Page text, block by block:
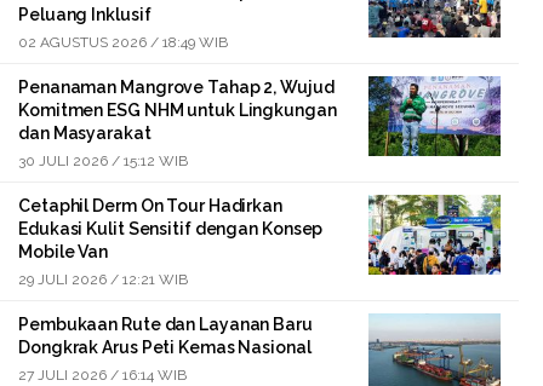
Peluang Inklusif
02 AGUSTUS 2026 / 18:49 WIB
Penanaman Mangrove Tahap 2, Wujud
Komitmen ESG NHM untuk Lingkungan
dan Masyarakat
30 JULI 2026 / 15:12 WIB
Cetaphil Derm On Tour Hadirkan
Edukasi Kulit Sensitif dengan Konsep
Mobile Van
29 JULI 2026 / 12:21 WIB
Pembukaan Rute dan Layanan Baru
Dongkrak Arus Peti Kemas Nasional
27 JULI 2026 / 16:14 WIB